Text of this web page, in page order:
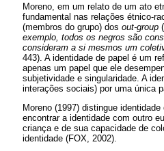
Moreno, em um relato de um ato
fundamental nas relações étnico-
(membros do grupo) dos out-group
exemplo, todos os negros são
consideram a si mesmos um
443). A identidade de papel é um
apenas um papel que ele
subjetividade e singularidade. A
interações sociais) por uma única
Moreno (1997) distingue
encontrar a identidade com outro
criança e de sua capacidade de
identidade (FOX, 2002).